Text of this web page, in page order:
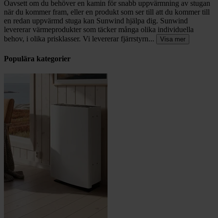
Oavsett om du behöver en kamin för snabb uppvärmning av stugan
när du kommer fram, eller en produkt som ser till att du kommer till
en redan uppvärmd stuga kan Sunwind hjälpa dig. Sunwind
levererar värmeprodukter som täcker många olika individuella
behov, i olika prisklasser. Vi levererar fjärrstyrn...
Visa mer
Populära kategorier